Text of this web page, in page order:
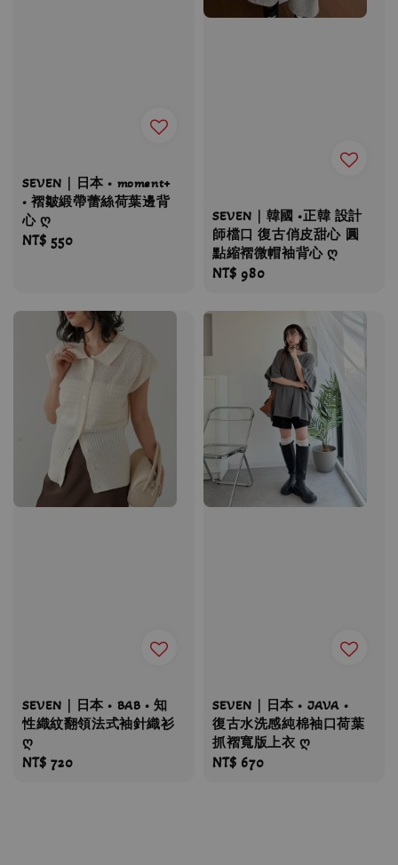
SEVEN｜日本 • moment+
• 褶皺緞帶蕾絲荷葉邊背
心 ღ
Regular
NT$ 550
SEVEN｜韓國 •正韓 設計
師檔口 復古俏皮甜心 圓
點縮褶微帽袖背心 ღ
Regular
NT$ 980
SEVEN｜日本 • BAB • 知
性織紋翻領法式袖針織衫
ღ
Regular
NT$ 720
SEVEN｜日本 • JAVA •
復古水洗感純棉袖口荷葉
抓褶寬版上衣 ღ
Regular
NT$ 670